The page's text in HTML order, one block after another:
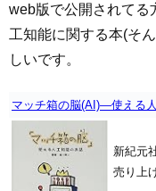
web版で公開されてる
工知能に関する本(そ
しいです。
マッチ箱の脳(AI)―使える
新紀元
売り上